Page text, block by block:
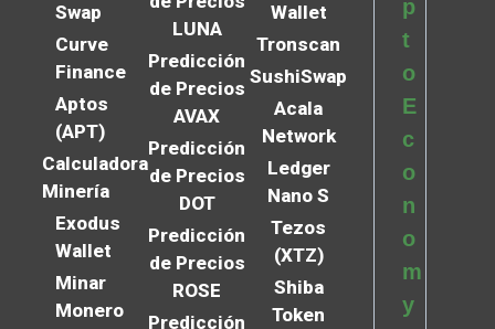
Swap
Curve
Finance
Aptos
(APT)
Calculadora
Minería
Exodus
Wallet
Minar
Monero
LUNA
Predicción
de Precios
AVAX
Predicción
de Precios
DOT
Predicción
de Precios
ROSE
Predicción
Wallet
Tronscan
SushiSwap
Acala
Network
Ledger
Nano S
Tezos
(XTZ)
Shiba
Token
p
t
o
E
c
o
n
o
m
y